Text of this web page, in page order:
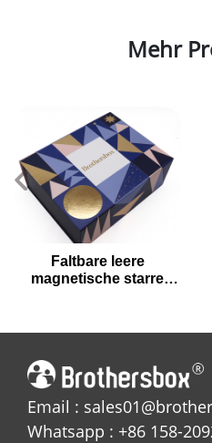
Mehr
Faltbare leere
magnetische starre
Email :
Whatsapp : +86 158-